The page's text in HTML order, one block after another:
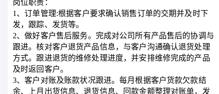
岗位职责：
1、订单管理:根据客户要求确认销售订单的交期并及时下
发，跟踪、发货等。
2、做好客户售后服务。完成对公司所有产品售后的协调与
跟进。核对客户退货产品信息，与客户沟通确认退货处理
方式。跟进退货的维修处理进度，并安排维修完成的产品
及时返回客户。
3、客户对账及账款状况跟进。每月根据客户货款欠款结
余、上月出货信息、退货信息、回款金额整理对账单，发